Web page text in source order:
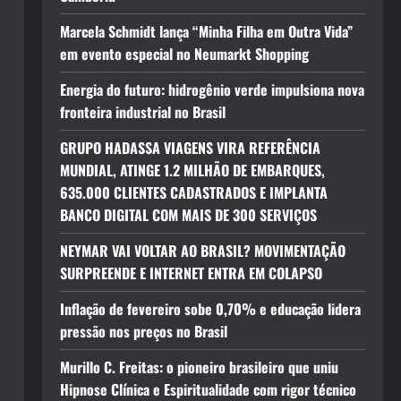
Marcela Schmidt lança “Minha Filha em Outra Vida”
em evento especial no Neumarkt Shopping
Energia do futuro: hidrogênio verde impulsiona nova
fronteira industrial no Brasil
GRUPO HADASSA VIAGENS VIRA REFERÊNCIA
MUNDIAL, ATINGE 1.2 MILHÃO DE EMBARQUES,
635.000 CLIENTES CADASTRADOS E IMPLANTA
BANCO DIGITAL COM MAIS DE 300 SERVIÇOS
NEYMAR VAI VOLTAR AO BRASIL? MOVIMENTAÇÃO
SURPREENDE E INTERNET ENTRA EM COLAPSO
Inflação de fevereiro sobe 0,70% e educação lidera
pressão nos preços no Brasil
Murillo C. Freitas: o pioneiro brasileiro que uniu
Hipnose Clínica e Espiritualidade com rigor técnico